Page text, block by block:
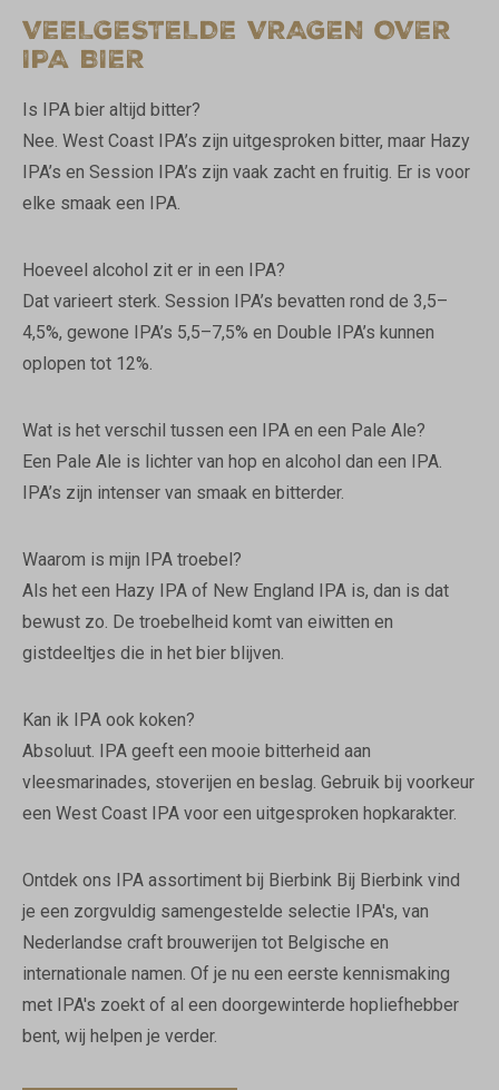
VEELGESTELDE VRAGEN OVER
IPA BIER
Is IPA bier altijd bitter?
Nee. West Coast IPA’s zijn uitgesproken bitter, maar Hazy
IPA’s en Session IPA’s zijn vaak zacht en fruitig. Er is voor
elke smaak een IPA.
Hoeveel alcohol zit er in een IPA?
Dat varieert sterk. Session IPA’s bevatten rond de 3,5–
4,5%, gewone IPA’s 5,5–7,5% en Double IPA’s kunnen
oplopen tot 12%.
Wat is het verschil tussen een IPA en een Pale Ale?
Een Pale Ale is lichter van hop en alcohol dan een IPA.
IPA’s zijn intenser van smaak en bitterder.
Waarom is mijn IPA troebel?
Als het een Hazy IPA of New England IPA is, dan is dat
bewust zo. De troebelheid komt van eiwitten en
gistdeeltjes die in het bier blijven.
Kan ik IPA ook koken?
Absoluut. IPA geeft een mooie bitterheid aan
vleesmarinades, stoverijen en beslag. Gebruik bij voorkeur
een West Coast IPA voor een uitgesproken hopkarakter.
Ontdek ons IPA assortiment bij Bierbink Bij Bierbink vind
je een zorgvuldig samengestelde selectie IPA's, van
Nederlandse craft brouwerijen tot Belgische en
internationale namen. Of je nu een eerste kennismaking
met IPA's zoekt of al een doorgewinterde hopliefhebber
bent, wij helpen je verder.